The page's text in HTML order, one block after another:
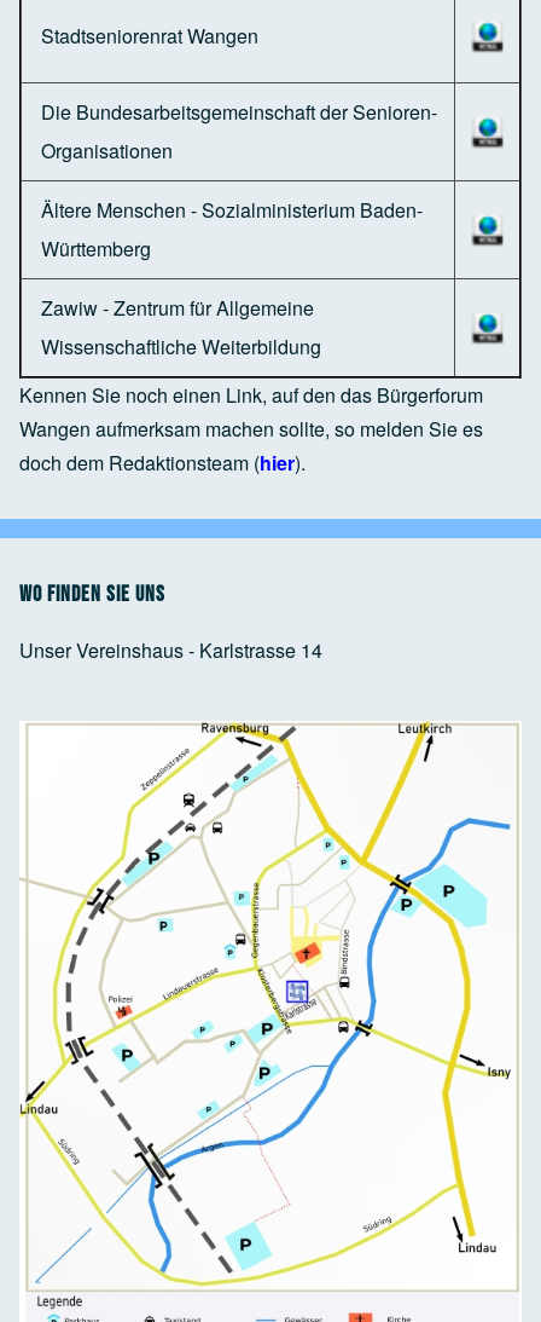
Stadtseniorenrat Wangen
Die Bundesarbeitsgemeinschaft der Senioren-
Organisationen
Ältere Menschen - Sozialministerium Baden-
Württemberg
Zawiw - Zentrum für Allgemeine
Wissenschaftliche Weiterbildung
Kennen Sie noch einen Link, auf den das Bürgerforum
Wangen aufmerksam machen sollte, so melden Sie es
doch dem Redaktionsteam (hier).
Wo finden Sie uns
Unser Vereinshaus - Karlstrasse 14